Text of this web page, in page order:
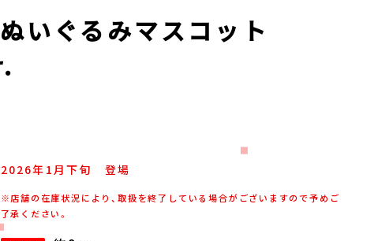
いぐるみマスコット
2026年 1月下旬 登場
※店舗の在庫状況により、取扱を終了している場合がございますので予めご
了承ください。